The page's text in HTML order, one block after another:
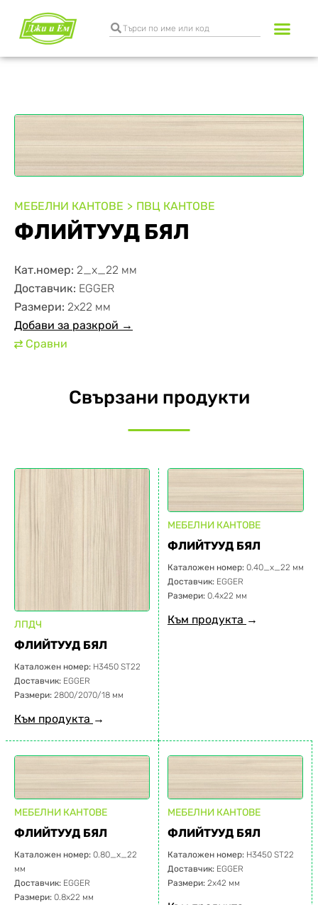
МЕБЕЛНИ КАНТОВЕ ПВЦ КАНТОВЕ
ФЛИЙТУУД БЯЛ
Кат.номер: 2_x_22 мм
Доставчик: EGGER
Размери: 2х22 мм
Добави за разкрой →
⇄ Сравни
Свързани продукти
ЛПДЧ
ФЛИЙТУУД БЯЛ
Каталожен номер: H3450 ST22
Доставчик: EGGER
Размери: 2800/2070/18 мм
Към продукта →
МЕБЕЛНИ КАНТОВЕ
ФЛИЙТУУД БЯЛ
Каталожен номер: 0.40_x_22 мм
Доставчик: EGGER
Размери: 0.4х22 мм
Към продукта →
МЕБЕЛНИ КАНТОВЕ
ФЛИЙТУУД БЯЛ
Каталожен номер: 0.80_x_22
мм
Доставчик: EGGER
Размери: 0.8х22 мм
МЕБЕЛНИ КАНТОВЕ
ФЛИЙТУУД БЯЛ
Каталожен номер: H3450 ST22
Доставчик: EGGER
Размери: 2х42 мм